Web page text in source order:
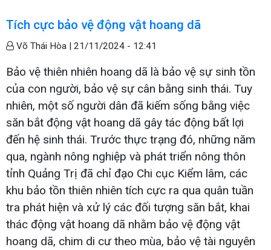
Tích cực bảo vệ động vật hoang dã
Võ Thái Hòa | 21/11/2024 - 12:41
Bảo vệ thiên nhiên hoang dã là bảo vệ sự sinh tồn
của con người, bảo vệ sự cân bằng sinh thái. Tuy
nhiên, một số người dân đã kiếm sống bằng việc
săn bắt động vật hoang dã gây tác động bất lợi
đến hệ sinh thái. Trước thực trạng đó, những năm
qua, ngành nông nghiệp và phát triển nông thôn
tỉnh Quảng Trị đã chỉ đạo Chi cục Kiểm lâm, các
khu bảo tồn thiên nhiên tích cực ra qua quân tuần
tra phát hiện và xử lý các đối tượng săn bắt, khai
thác động vật hoang dã nhằm bảo vệ động vật
hoang dã, chim di cư theo mùa, bảo vệ tài nguyên